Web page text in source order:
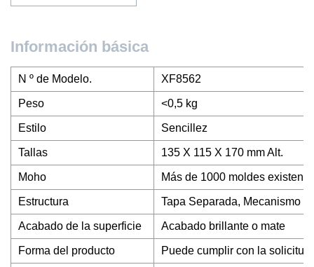
Información básica
N º de Modelo. XF8562
Peso <0,5 kg
Estilo Sencillez
Tallas 135 X 115 X 170 mm Alt.
Moho Más de 1000 moldes
Estructura Tapa Separada, Mecanismo
Acabado de la superficie Acabado brillante o mate
Forma del producto Puede cumplir con la